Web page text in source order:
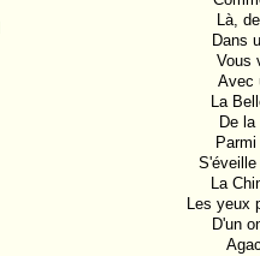
Là,
Dans
Vous
Avec
La
De
La
Les yeux
D'un